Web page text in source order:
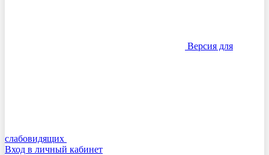
Версия для
слабовидящих
Вход в личный кабинет